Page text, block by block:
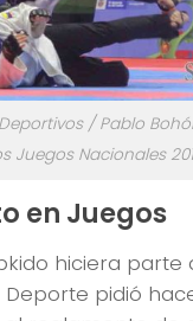
/ Pablo
Juegos Nacionales
en Juegos
hiciera parte
Deporte pidió